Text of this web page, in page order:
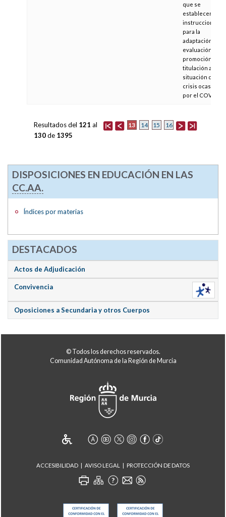
que se
establecen
instrucciones
para la
adaptación de la
evaluación,
promoción y
titulación ante la
situación de
crisis
por el COVID-19
13 14 15 16
Resultados del 121 al
130de 1395
DISPOSICIONES EN EDUCACIÓN EN LAS
CC.AA.
Índices por materias
DESTACADOS
Actos de Adjudicación
Convivencia
Oposiciones a Secundaria y otros Cuerpos
© Todos los derechos reservados.
Comunidad Autónoma de la Región de Murcia
ACCESIBILIDAD AVISO LEGAL PROTECCIÓN DE DATOS